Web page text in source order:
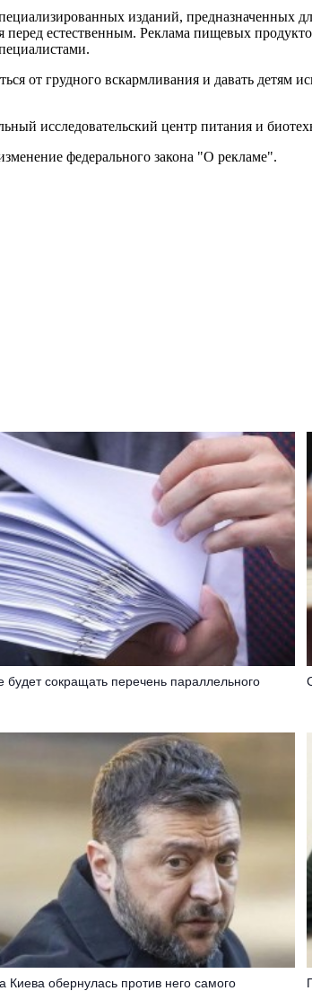
изданий, предназначенных
естественным. Реклама пищевых
грудного вскармливания и давать детям
исследовательский центр питания и
федерального закона "О рекламе".
будет сокращать перечень параллельного
Киева обернулась против него самого